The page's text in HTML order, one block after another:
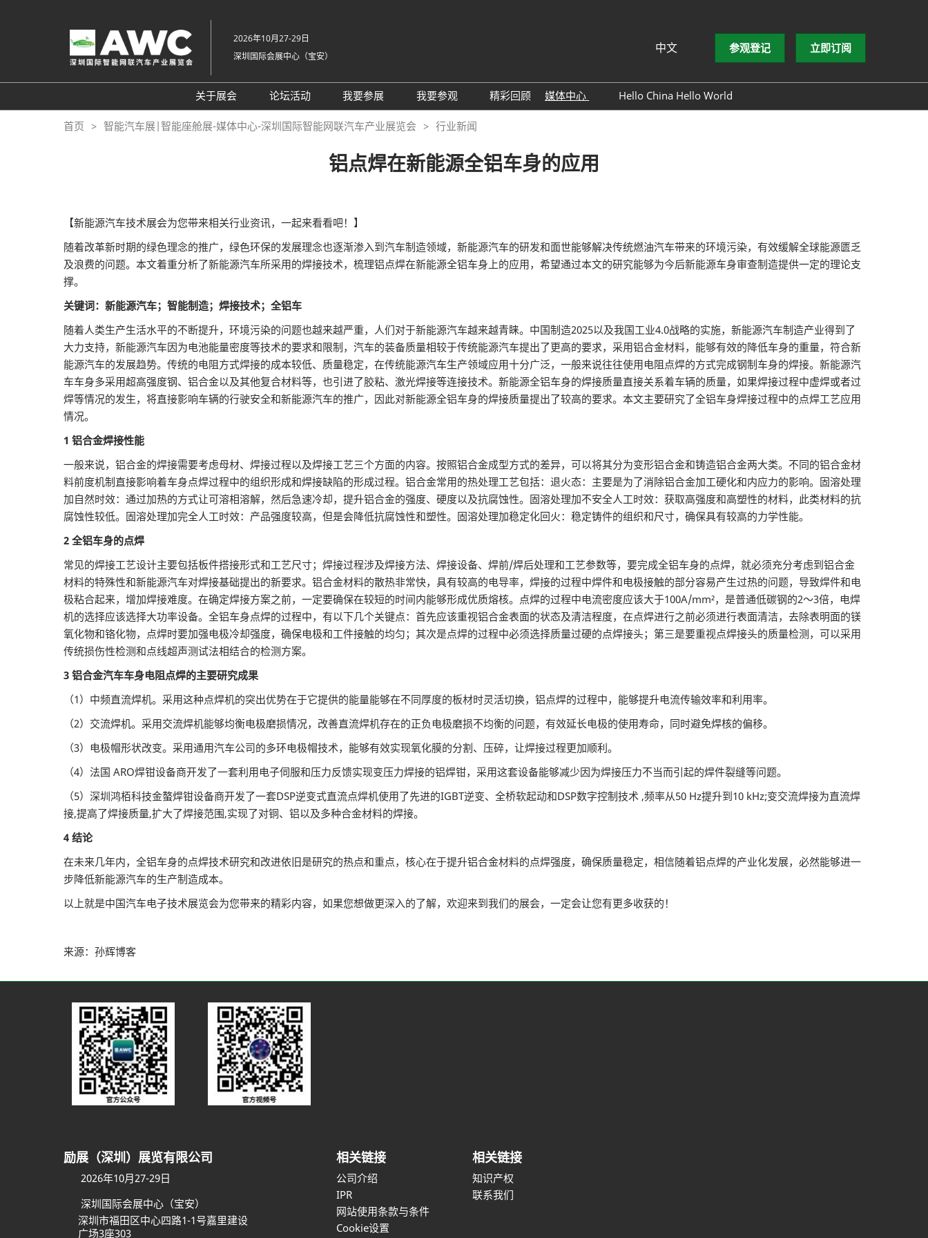
跳
转
容
2026年10月27-29日
深圳国际会展中心（宝安）
中文
English
Tiếng Việt
参观登记 立即订阅
关于展会
组织架构
交通住宿
常见问题解答（Q & A）
论坛活动
2025同期会议活动
我要参展
AWC参展申请
2025亮点展区
走进主机厂
展商增值服务CMO
我要参观
参观预登记
组团参观
观众增值服务
展商名录
精彩回顾
媒体中心
行业新闻
Hello China Hello World
首页 智能汽车展|智能座舱展-媒体中心-深圳国际智能网联汽车产业展览会 行业新闻
铝点焊在新能源全铝车身的应用
【新能源汽车技术展会为您带来相关行业资讯，一起来看看吧！】
随着改革新时期的绿色理念的推广，绿色环保的发展理念也逐渐渗入到汽车制造领域，新能源汽车的研发和面世能够解决传统燃油汽车带来的环境污染，有效缓解全球能源匮乏
及浪费的问题。本文着重分析了新能源汽车所采用的焊接技术，梳理铝点焊在新能源全铝车身上的应用，希望通过本文的研究能够为今后新能源车身审查制造提供一定的理论支
撑。
关键词：新能源汽车；智能制造；焊接技术；全铝车
随着人类生产生活水平的不断提升，环境污染的问题也越来越严重，人们对于新能源汽车越来越青睐。中国制造2025以及我国工业4.0战略的实施，新能源汽车制造产业得到了
大力支持，新能源汽车因为电池能量密度等技术的要求和限制，汽车的装备质量相较于传统能源汽车提出了更高的要求，采用铝合金材料，能够有效的降低车身的重量，符合新
能源汽车的发展趋势。传统的电阻方式焊接的成本较低、质量稳定，在传统能源汽车生产领域应用十分广泛，一般来说往往使用电阻点焊的方式完成钢制车身的焊接。新能源汽
车车身多采用超高强度钢、铝合金以及其他复合材料等，也引进了胶粘、激光焊接等连接技术。新能源全铝车身的焊接质量直接关系着车辆的质量，如果焊接过程中虚焊或者过
焊等情况的发生，将直接影响车辆的行驶安全和新能源汽车的推广，因此对新能源全铝车身的焊接质量提出了较高的要求。本文主要研究了全铝车身焊接过程中的点焊工艺应用
情况。
1 铝合金焊接性能
一般来说，铝合金的焊接需要考虑母材、焊接过程以及焊接工艺三个方面的内容。按照铝合金成型方式的差异，可以将其分为变形铝合金和铸造铝合金两大类。不同的铝合金材
料前度机制直接影响着车身点焊过程中的组织形成和焊接缺陷的形成过程。铝合金常用的热处理工艺包括：退火态：主要是为了消除铝合金加工硬化和内应力的影响。固溶处理
加自然时效：通过加热的方式让可溶相溶解，然后急速冷却，提升铝合金的强度、硬度以及抗腐蚀性。固溶处理加不安全人工时效：获取高强度和高塑性的材料，此类材料的抗
腐蚀性较低。固溶处理加完全人工时效：产品强度较高，但是会降低抗腐蚀性和塑性。固溶处理加稳定化回火：稳定铸件的组织和尺寸，确保具有较高的力学性能。
2 全铝车身的点焊
常见的焊接工艺设计主要包括板件搭接形式和工艺尺寸；焊接过程涉及焊接方法、焊接设备、焊前/焊后处理和工艺参数等，要完成全铝车身的点焊，就必须充分考虑到铝合金
材料的特殊性和新能源汽车对焊接基础提出的新要求。铝合金材料的散热非常快，具有较高的电导率，焊接的过程中焊件和电极接触的部分容易产生过热的问题，导致焊件和电
极粘合起来，增加焊接难度。在确定焊接方案之前，一定要确保在较短的时间内能够形成优质熔核。点焊的过程中电流密度应该大于100A/mm²，是普通低碳钢的2～3倍，电焊
机的选择应该选择大功率设备。全铝车身点焊的过程中，有以下几个关键点：首先应该重视铝合金表面的状态及清洁程度，在点焊进行之前必须进行表面清洁，去除表明面的镁
氧化物和铬化物，点焊时要加强电极冷却强度，确保电极和工件接触的均匀；其次是点焊的过程中必须选择质量过硬的点焊接头；第三是要重视点焊接头的质量检测，可以采用
传统损伤性检测和点线超声测试法相结合的检测方案。
3 铝合金汽车车身电阻点焊的主要研究成果
（1）中频直流焊机。采用这种点焊机的突出优势在于它提供的能量能够在不同厚度的板材时灵活切换，铝点焊的过程中，能够提升电流传输效率和利用率。
（2）交流焊机。采用交流焊机能够均衡电极磨损情况，改善直流焊机存在的正负电极磨损不均衡的问题，有效延长电极的使用寿命，同时避免焊核的偏移。
（3）电极帽形状改变。采用通用汽车公司的多环电极帽技术，能够有效实现氧化膜的分割、压碎，让焊接过程更加顺利。
（4）法国 ARO焊钳设备商开发了一套利用电子伺服和压力反馈实现变压力焊接的铝焊钳，采用这套设备能够减少因为焊接压力不当而引起的焊件裂缝等问题。
（5）深圳鸿栢科技金螯焊钳设备商开发了一套DSP逆变式直流点焊机使用了先进的IGBT逆变、全桥软起动和DSP数字控制技术 ,频率从50 Hz提升到10 kHz;变交流焊接为直流焊
接,提高了焊接质量,扩大了焊接范围,实现了对铜、铝以及多种合金材料的焊接。
4 结论
在未来几年内，全铝车身的点焊技术研究和改进依旧是研究的热点和重点，核心在于提升铝合金材料的点焊强度，确保质量稳定，相信随着铝点焊的产业化发展，必然能够进一
步降低新能源汽车的生产制造成本。
以上就是中国汽车电子技术展览会为您带来的精彩内容，如果您想做更深入的了解，欢迎来到我们的展会，一定会让您有更多收获的！
来源：孙辉博客
励展（深圳）展览有限公司
2026年10月27-29日
深圳国际会展中心（宝安）
深圳市福田区中心四路1-1号嘉里建设
广场3座303
相关链接
公司介绍
IPR
网站使用条款与条件
Cookie设置
相关链接
知识产权
联系我们